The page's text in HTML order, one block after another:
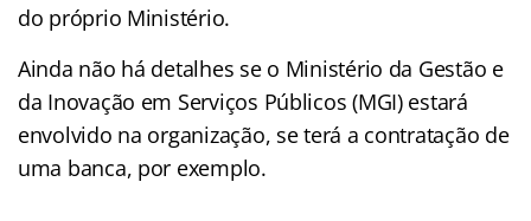
do próprio Ministério.
Ainda não há detalhes se o Ministério da Gestão e
da Inovação em Serviços Públicos (MGI) estará
envolvido na organização, se terá a contratação de
uma banca, por exemplo.